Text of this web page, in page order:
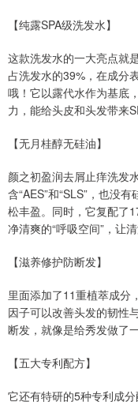
【纯露SPA级洗发水】
这款洗发水的一大亮点就
占洗发水的39%，在成分
哦！它以露代水作为基底
力，能给头皮和头发带来
【无月桂醇无硅油】
颜之初盈润去屑止痒洗发
含“AES”和“SLS”，也没
松丰盈。同时，它复配了
净清爽的“呼吸空间”，让
【滋养修护防断发】
里面添加了11重植萃成分
因子可以改善头发的韧性
断发，就像是给秀发做了
【五大专利配方】
它还有特研的5种专利成